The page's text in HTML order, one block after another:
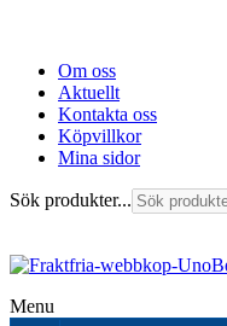
Om oss
Aktuellt
Kontakta oss
Köpvillkor
Mina sidor
Sök produkter...
Menu